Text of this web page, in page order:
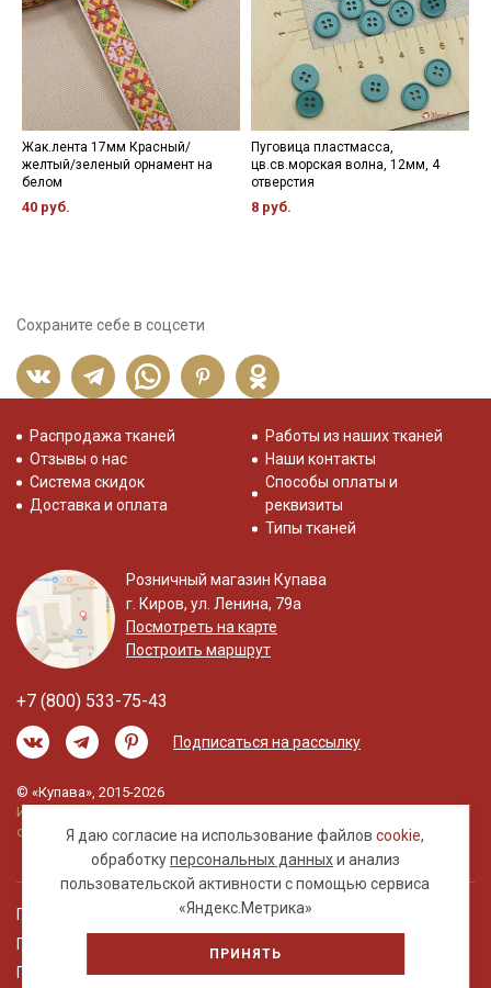
Жак.лента 17мм Красный/
желтый/зеленый орнамент на
белом
40 руб.
Пуговица пластмасса,
цв.св.морская волна, 12мм, 4
отверстия
8 руб.
Сохраните себе в соцсети
Я даю согласие на использование файловcookie,
обработкуперсональных данныхи анализ
пользовательской активности с помощью сервиса
«Яндекс.Метрика»
ПРИНЯТЬ
Распродажа тканей
Отзывы о нас
Система скидок
Доставка и оплата
Работы из наших тканей
Наши контакты
Способы оплаты и
реквизиты
Типы тканей
Розничный магазин Купава
г. Киров, ул. Ленина, 79а
Посмотреть на карте
Построить маршрут
+7 (800) 533-75-43
Подписаться на рассылку
© «Купава», 2015-2026
Информация на сайте не является публичной
офертой.
Правовая информация
Политика обработки персональных данных
Пользовательское соглашение